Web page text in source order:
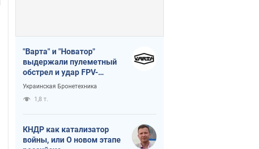
"Варта" и "Новатор"
выдержали пулеметный
обстрел и удар FPV-
дрона, сохранив жизнь
Украинская Бронетехника
1,8 т.
КНДР как катализатор
войны, или О новом этапе